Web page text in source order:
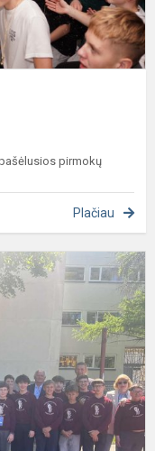
pirmokų
Plačiau